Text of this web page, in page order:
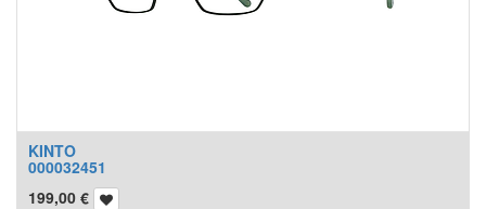
KINTO
000032451
199,00 €